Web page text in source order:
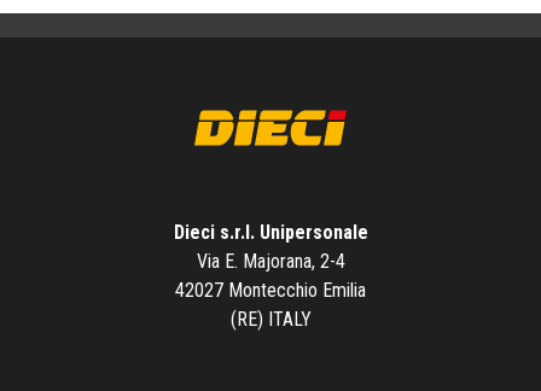
Dieci s.r.l. Unipersonale
Via E. Majorana, 2-4
42027 Montecchio Emilia
(RE) ITALY